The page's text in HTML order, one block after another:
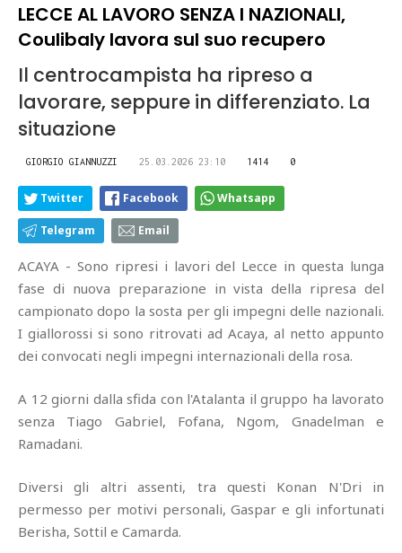
LECCE AL LAVORO SENZA I NAZIONALI,
Coulibaly lavora sul suo recupero
Il centrocampista ha ripreso a
lavorare, seppure in differenziato. La
situazione
GIORGIO GIANNUZZI 25.03.2026 23:10 1414 0
Twitter Facebook Whatsapp
Telegram Email
ACAYA - Sono ripresi i lavori del Lecce in questa lunga
fase di nuova preparazione in vista della ripresa del
campionato dopo la sosta per gli impegni delle nazionali.
I giallorossi si sono ritrovati ad Acaya, al netto appunto
dei convocati negli impegni internazionali della rosa.
A 12 giorni dalla sfida con l'Atalanta il gruppo ha lavorato
senza Tiago Gabriel, Fofana, Ngom, Gnadelman e
Ramadani.
Diversi gli altri assenti, tra questi Konan N'Dri in
permesso per motivi personali, Gaspar e gli infortunati
Berisha, Sottil e Camarda.